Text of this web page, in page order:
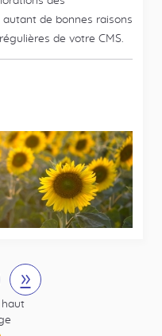
de bonnes raisons
de votre CMS.
Dernière
page
»
haut